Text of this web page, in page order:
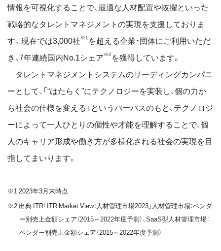
情報を可視化することで、最適な人材配置や抜擢といった
戦略的なタレントマネジメントの実現を支援しておりま
す。現在では3,000社※1 を超える企業・団体にご利用いただ
き、7年連続国内No.1シェア※2 を獲得しています。
タレントマネジメントシステムのリーディングカンパニ
ーとして、「“はたらく”にテクノロジーを実装し、個の力か
ら社会の仕様を変える」というパーパスのもと、テクノロジ
ーによって一人ひとりの個性や才能を理解することで、個
人のキャリア形成や働き方が多様化される社会の実現を目
指してまいります。
※1 2023年3月末時点
※2 出典 ITR「ITR Market View：人材管理市場2023」人材管理市場：ベンダ
ー別売上金額シェア（2015～2022年度予測）、SaaS型人材管理市場：
ベンダー別売上金額シェア（2015～2022年度予測）